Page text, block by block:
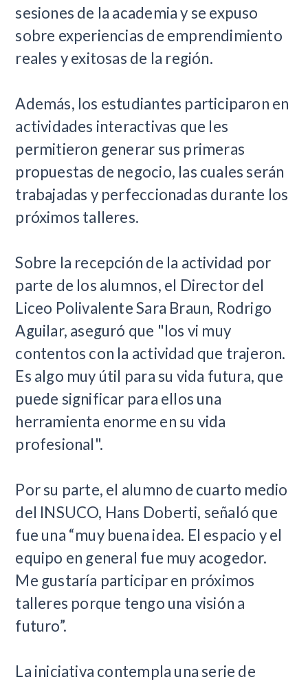
sesiones de la academia y se expuso
sobre experiencias de emprendimiento
reales y exitosas de la región.
Además, los estudiantes participaron en
actividades interactivas que les
permitieron generar sus primeras
propuestas de negocio, las cuales serán
trabajadas y perfeccionadas durante los
próximos talleres.
Sobre la recepción de la actividad por
parte de los alumnos, el Director del
Liceo Polivalente Sara Braun, Rodrigo
Aguilar, aseguró que "los vi muy
contentos con la actividad que trajeron.
Es algo muy útil para su vida futura, que
puede significar para ellos una
herramienta enorme en su vida
profesional".
Por su parte, el alumno de cuarto medio
del INSUCO, Hans Doberti, señaló que
fue una “muy buena idea. El espacio y el
equipo en general fue muy acogedor.
Me gustaría participar en próximos
talleres porque tengo una visión a
futuro”.
La iniciativa contempla una serie de